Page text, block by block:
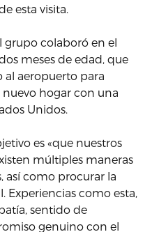
esta visita.
grupo colaboró en el
meses de edad, que
al aeropuerto para
hogar con una
Unidos.
es «que nuestros
múltiples maneras
así como procurar la
Experiencias como esta,
sentido de
genuino con el